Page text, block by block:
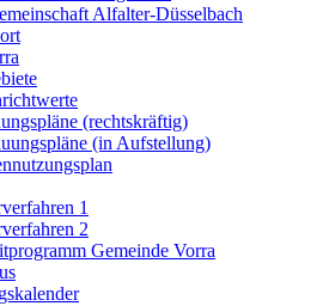
Alfalter-Düsselbach
(rechtskräftig)
(in Aufstellung)
1
2
Gemeinde Vorra